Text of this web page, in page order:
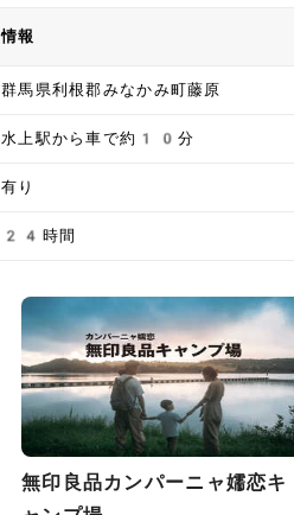
情報
群馬県利根郡みなかみ町藤原
水上駅から車で約10分
有り
24時間
無印良品カンパーニャ嬬恋キ